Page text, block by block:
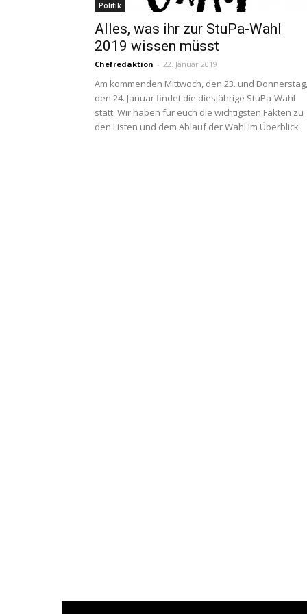
Politik
Alles, was ihr zur StuPa-Wahl
2019 wissen müsst
Chefredaktion - 22. Januar 2019
Am kommenden Mittwoch, den 23. und Donnerstag,
den 24. Januar findet die diesjährige StuPa-Wahl
statt. Wir haben für euch die wichtigsten Fakten zu
den Listen und dem Ablauf der Wahl im Überblick